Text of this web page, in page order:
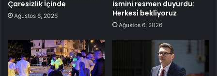
Çaresizlik İçinde
Ağustos 6, 2026
ismini resmen duyurdu:
Herkesi bekliyoruz
Ağustos 6, 2026